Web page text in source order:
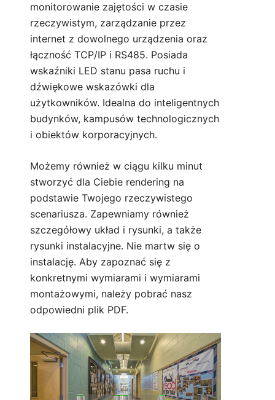
monitorowanie zajętości w czasie
rzeczywistym, zarządzanie przez
internet z dowolnego urządzenia oraz
łączność TCP/IP i RS485. Posiada
wskaźniki LED stanu pasa ruchu i
dźwiękowe wskazówki dla
użytkowników. Idealna do inteligentnych
budynków, kampusów technologicznych
i obiektów korporacyjnych.
Możemy również w ciągu kilku minut
stworzyć dla Ciebie rendering na
podstawie Twojego rzeczywistego
scenariusza. Zapewniamy również
szczegółowy układ i rysunki, a także
rysunki instalacyjne. Nie martw się o
instalację. Aby zapoznać się z
konkretnymi wymiarami i wymiarami
montażowymi, należy pobrać nasz
odpowiedni plik PDF.
Technical Parameter:
1. Size: 168*1050 mm (can be
customized)